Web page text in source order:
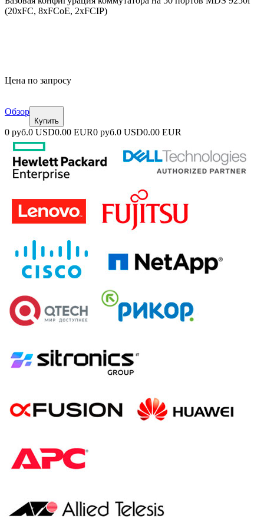
(20xFC, 8xFCoE, 2xFCIP)
Цена по запросу
Обзор
Купить
0 руб.0 USD0.00 EUR0 руб.0 USD0.00 EUR